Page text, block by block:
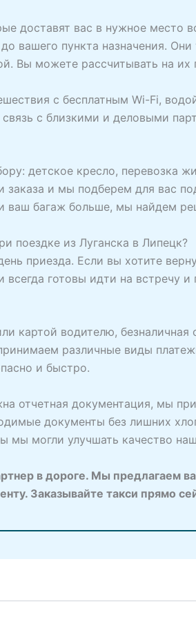
доставят вас в нужное
вашего пункта назначения.
Вы можете рассчитывать на
с бесплатным Wi-Fi,
с близкими и деловыми
детское кресло, перевозка
заказа и мы подберем для вас
ваш багаж больше, мы найдем
поездке из Луганска в Липецк?
приезда. Если вы хотите
готовы идти на встречу
картой водителю,
различные виды
и быстро.
отчетная документация, мы
документы без лишних
мы могли улучшать качество
в дороге. Мы предлагаем
Заказывайте такси прямо